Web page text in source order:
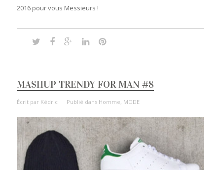
2016 pour vous Messieurs !
MASHUP TRENDY FOR MAN #8
Écrit par Kédric Publié dans Homme, MODE